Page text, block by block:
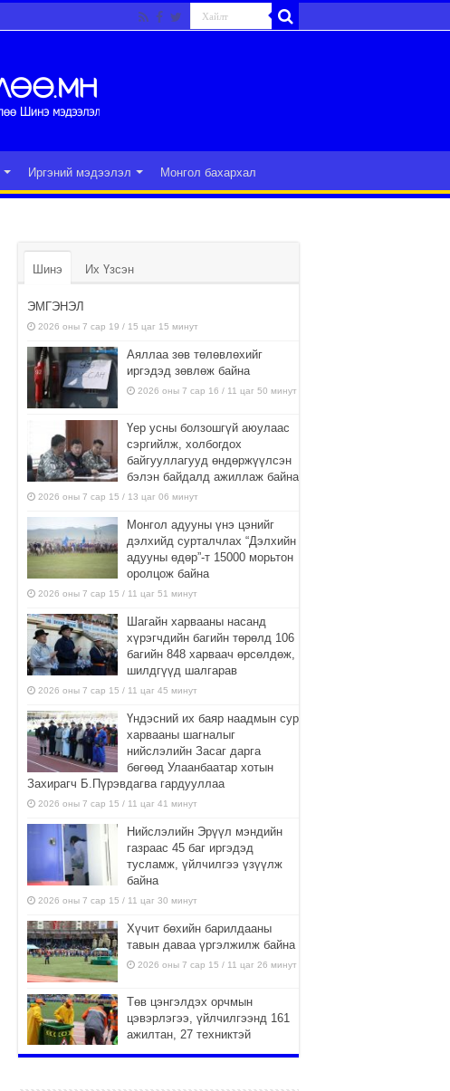
Иргэний мэдээлэл Монгол бахархал
Шинэ Их Үзсэн
ЭМГЭНЭЛ
2026 оны 7 сар 19 / 15 цаг 15 минут
Аяллаа зөв төлөвлөхийг
иргэдэд зөвлөж байна
2026 оны 7 сар 16 / 11 цаг 50 минут
Үер усны болзошгүй аюулаас
сэргийлж, холбогдох
байгууллагууд өндөржүүлсэн
бэлэн байдалд ажиллаж байна
2026 оны 7 сар 15 / 13 цаг 06 минут
Монгол адууны үнэ цэнийг
дэлхийд сурталчлах “Дэлхийн
адууны өдөр”-т 15000 морьтон
оролцож байна
2026 оны 7 сар 15 / 11 цаг 51 минут
Шагайн харвааны насанд
хүрэгчдийн багийн төрөлд 106
багийн 848 харваач өрсөлдөж,
шилдгүүд шалгарав
2026 оны 7 сар 15 / 11 цаг 45 минут
Үндэсний их баяр наадмын сур
харвааны шагналыг
нийслэлийн Засаг дарга
бөгөөд Улаанбаатар хотын
Захирагч Б.Пүрэвдагва гардууллаа
2026 оны 7 сар 15 / 11 цаг 41 минут
Нийслэлийн Эрүүл мэндийн
газраас 45 баг иргэдэд
тусламж, үйлчилгээ үзүүлж
байна
2026 оны 7 сар 15 / 11 цаг 30 минут
Хүчит бөхийн барилдааны
тавын даваа үргэлжилж байна
2026 оны 7 сар 15 / 11 цаг 26 минут
Төв цэнгэлдэх орчмын
цэвэрлэгээ, үйлчилгээнд 161
ажилтан, 27 техниктэй
ажиллаж байна